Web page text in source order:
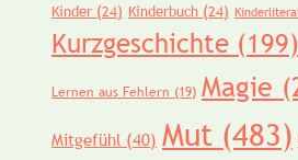
Kinder (24) Kinderbuch (24)
Kurzgeschichte (199)
Lernen aus Fehlern (19) Magie
Mitgefühl (40) Mut (483)